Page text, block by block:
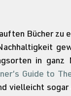
Bücher zu
in ganz
Guide to
vielleicht